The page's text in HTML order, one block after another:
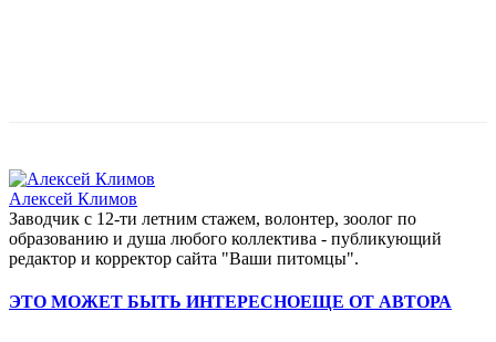
Алексей Климов
Заводчик c 12-ти летним стажем, волонтер, зоолог по
образованию и душа любого коллектива - публикующий
редактор и корректор сайта "Ваши питомцы".
ЭТО МОЖЕТ БЫТЬ ИНТЕРЕСНОЕЩЕ ОТ АВТОРА